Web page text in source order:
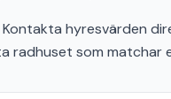
hyresvärden
radhuset som matchar